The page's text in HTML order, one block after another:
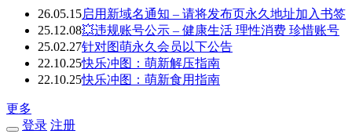
26.05.15启用新域名通知 – 请将发布页永久地址加入书签
25.12.08💥违规账号公示 – 健康生活 理性消费 珍惜账号
25.02.27针对图萌永久会员以下公告
22.10.25快乐冲图：萌新解压指南
22.10.25快乐冲图：萌新食用指南
更多
登录 注册